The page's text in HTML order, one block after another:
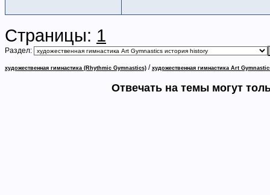
Страницы: 1
Раздел:
художественная гимнастика (Rhythmic Gymnastics) / художественная гимнастика Art
Отвечать на темы могут